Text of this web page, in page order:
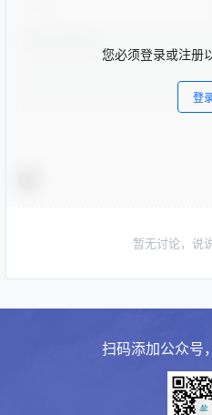
您必须登录或注册
登
暂无讨论，说
扫码添加公众号